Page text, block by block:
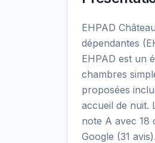
EHPAD
dépendantes
EHPAD est un
chambres
proposées
accueil de nuit.
note A avec 18
Google (31